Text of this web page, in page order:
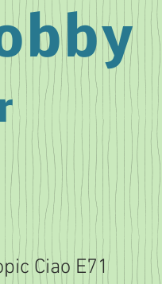
Ciao E71